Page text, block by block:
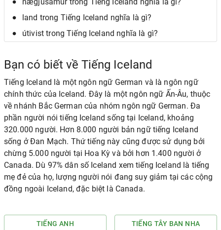
nægjusamur trong Tiếng Iceland nghĩa là gì?
land trong Tiếng Iceland nghĩa là gì?
útivist trong Tiếng Iceland nghĩa là gì?
Bạn có biết về Tiếng Iceland
Tiếng Iceland là một ngôn ngữ German và là ngôn ngữ
chính thức của Iceland. Đây là một ngôn ngữ Ấn-Âu, thuộc
về nhánh Bắc German của nhóm ngôn ngữ German. Đa
phần người nói tiếng Iceland sống tại Iceland, khoảng
320.000 người. Hơn 8.000 người bản ngữ tiếng Iceland
sống ở Đan Mạch. Thứ tiếng này cũng được sử dụng bởi
chừng 5.000 người tại Hoa Kỳ và bởi hơn 1.400 người ở
Canada. Dù 97% dân số Iceland xem tiếng Iceland là tiếng
mẹ đẻ của họ, lượng người nói đang suy giảm tại các cộng
đồng ngoài Iceland, đặc biệt là Canada.
TIẾNG ANH TIẾNG TÂY BAN NHA